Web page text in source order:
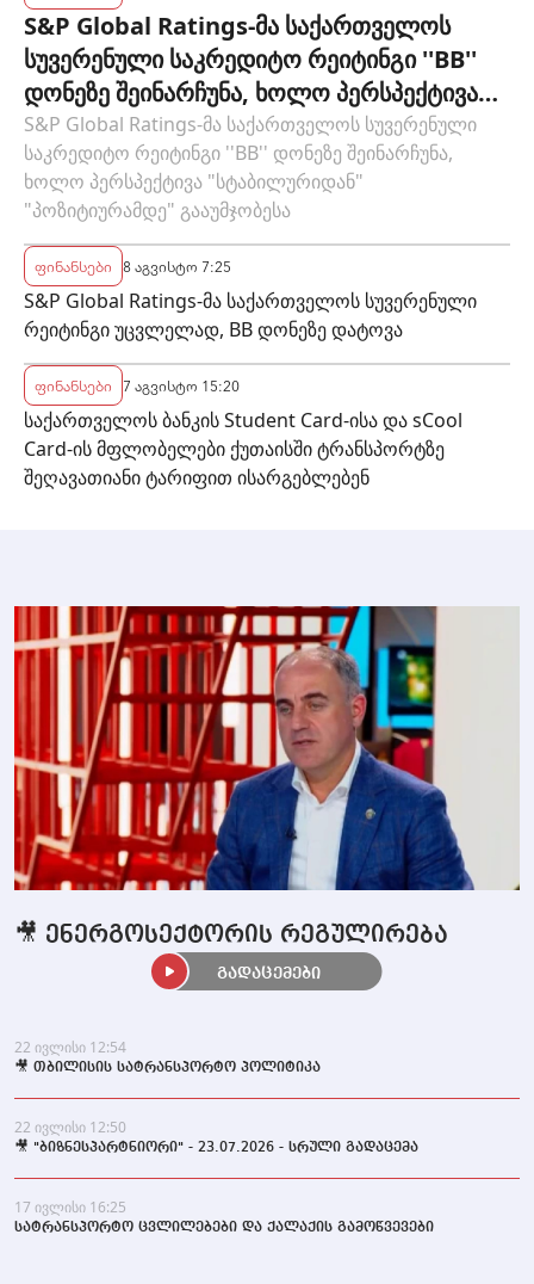
S&P Global Ratings-მა საქართველოს
სუვერენული საკრედიტო რეიტინგი ''BB''
დონეზე შეინარჩუნა, ხოლო პერსპექტივა
"სტაბილურიდან" "პოზიტიურამდე"
გააუმჯობესა
S&P Global Ratings-მა საქართველოს სუვერენული
საკრედიტო რეიტინგი ''BB'' დონეზე შეინარჩუნა,
ხოლო პერსპექტივა "სტაბილურიდან"
"პოზიტიურამდე" გააუმჯობესა
ფინანსები 8 აგვისტო 7:25
S&P Global Ratings-მა საქართველოს სუვერენული
რეიტინგი უცვლელად, BB დონეზე დატოვა
ფინანსები 7 აგვისტო 15:20
საქართველოს ბანკის Student Card-ისა და sCool
Card-ის მფლობელები ქუთაისში ტრანსპორტზე
შეღავათიანი ტარიფით ისარგებლებენ
22 ივლისი 12:54
🎥 თბილისის სატრანსპორტო პოლიტიკა
22 ივლისი 12:50
🎥 "ბიზნესპარტნიორი" - 23.07.2026 - სრული გადაცემა
17 ივლისი 16:25
სატრანსპორტო ცვლილებები და ქალაქის გამოწვევები
🎥 ენერგოსექტორის რეგულირება
გადაცემები